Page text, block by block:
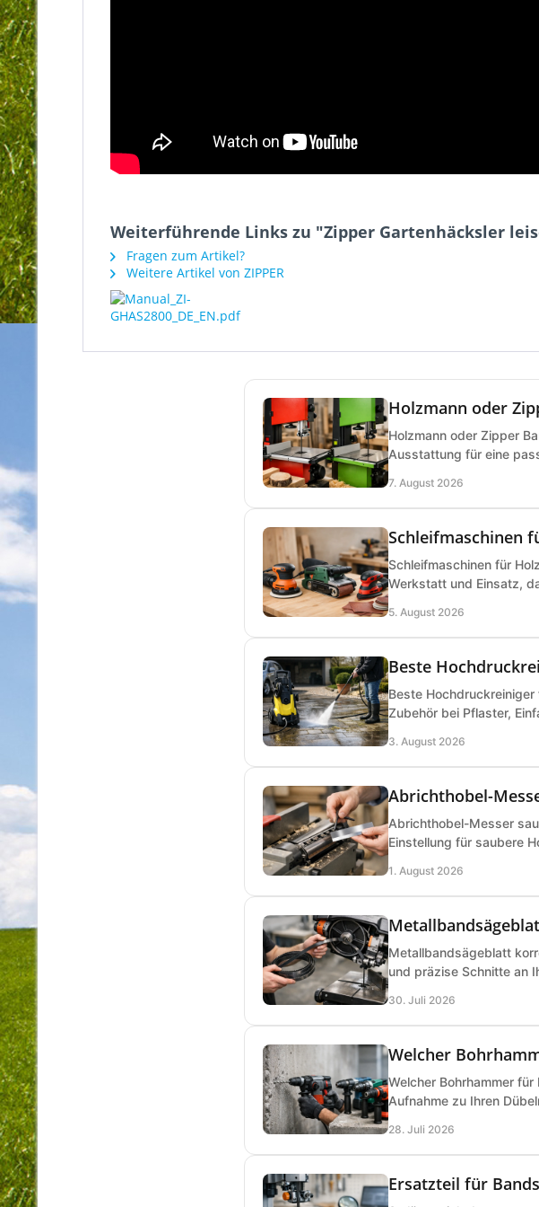
Weiterführende Links zu "Zipper Gartenhäcksler
Fragen zum Artikel?
Weitere Artikel von ZIPPER
Holzmann oder
Holzmann oder Zipper
Ausstattung für eine
7. August 2026
Schleifmaschinen
Schleifmaschinen für
Werkstatt und Einsatz,
5. August 2026
Beste
Beste
Zubehör bei Pflaster,
3. August 2026
Abrichthobel-
Abrichthobel-Messer
Einstellung für saubere
1. August 2026
Metallbandsägeblatt
und präzise Schnitte an
30. Juli 2026
Welcher
Welcher Bohrhammer
Aufnahme zu Ihren
28. Juli 2026
Ersatzteil für